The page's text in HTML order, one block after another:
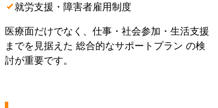
就労支援・障害者雇用制度
医療面だけでなく、仕事・社会参加・生活支援
までを見据えた 総合的なサポートプラン の検
討が重要です。